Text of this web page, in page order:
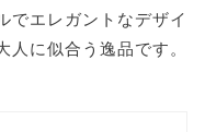
でエレガントなデザイ
人に似合う逸品です。